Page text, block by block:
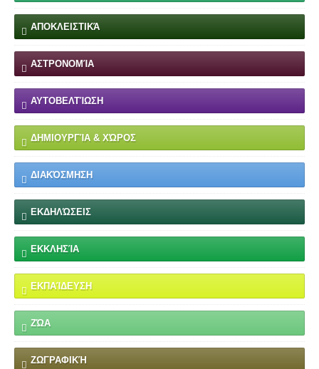
ΑΠΟΚΛΕΙΣΤΙΚΆ
ΑΣΤΡΟΝΟΜΊΑ
ΑΥΤΟΒΕΛΤΊΩΣΗ
ΔΗΜΙΟΥΡΓΊΑ & ΧΏΡΟΣ
ΔΙΑΚΌΣΜΗΣΗ
ΕΚΔΗΛΏΣΕΙΣ
ΕΚΚΛΗΣΊΑ
ΕΚΠΑΊΔΕΥΣΗ
ΖΏΑ
ΖΩΓΡΑΦΙΚΉ